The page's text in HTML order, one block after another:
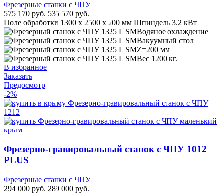
Фрезерные станки с ЧПУ
575 170руб. Первоначальная
цена
составляла
575
170 руб..
535 570 руб.
цена:
535
570 руб..
Поле обработки 1300 х 2500 х 200 мм Шпиндель 3.2 кВт
Водяное охлаждение
Вакуумный стол
Z=200 мм
Вес 1200 кг.
В избранное
Заказать
Предосмотр
-2%
Фрезерно-гравировальный станок с ЧПУ 1012
PLUS
Фрезерные станки с ЧПУ
294 000руб. Первоначальная
289 000 руб.